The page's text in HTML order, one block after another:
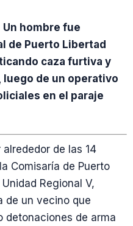
| Un hombre fue
de Puerto Libertad
caza furtiva y
de un operativo
en el paraje
de las 14
Comisaría de Puerto
Regional V,
de un vecino que
detonaciones de arma